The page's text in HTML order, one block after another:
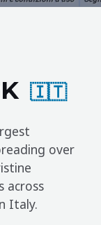
🇮🇹
over
across
Italy.